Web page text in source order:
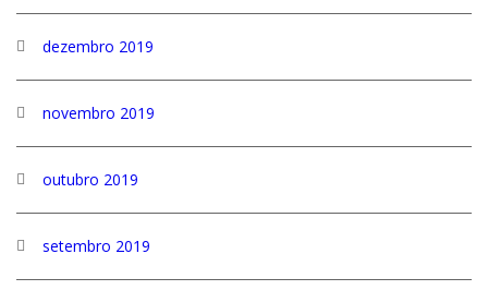
dezembro 2019
novembro 2019
outubro 2019
setembro 2019